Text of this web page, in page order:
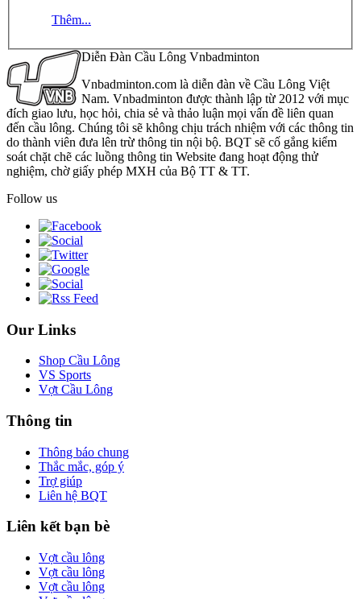
Thêm...
Diễn Đàn Cầu Lông Vnbadminton
Vnbadminton.com là diễn đàn về Cầu Lông Việt
Nam. Vnbadminton được thành lập từ 2012 với mục
đích giao lưu, học hỏi, chia sẻ và thảo luận mọi vấn đề liên quan
đến cầu lông. Chúng tôi sẽ không chịu trách nhiệm với các thông tin
do thành viên đưa lên trừ thông tin nội bộ. BQT sẽ cố gắng kiểm
soát chặt chẽ các luồng thông tin Website đang hoạt động thử
nghiệm, chờ giấy phép MXH của Bộ TT & TT.
Follow us
Our Links
Shop Cầu Lông
VS Sports
Vợt Cầu Lông
Thông tin
Thông báo chung
Thắc mắc, góp ý
Trợ giúp
Liên hệ BQT
Liên kết bạn bè
Vợt cầu lông
Vợt cầu lông
Vợt cầu lông